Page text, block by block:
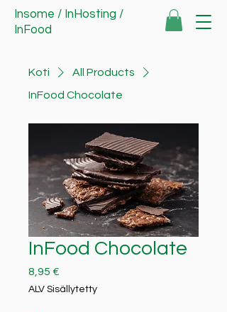
Insome / InHosting /
InFood
Koti
All Products
InFood Chocolate
InFood Chocolate
8,95 €
ALV Sisällytetty